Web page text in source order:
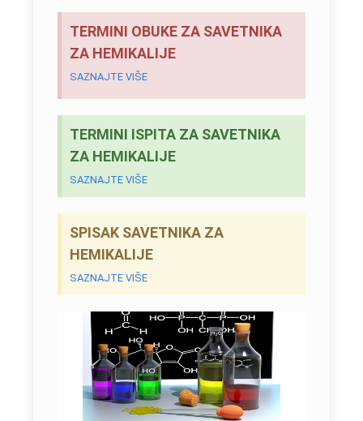
TERMINI OBUKE ZA SAVETNIKA
ZA HEMIKALIJE
SAZNAJTE VIŠE
TERMINI ISPITA ZA SAVETNIKA
ZA HEMIKALIJE
SAZNAJTE VIŠE
SPISAK SAVETNIKA ZA
HEMIKALIJE
SAZNAJTE VIŠE